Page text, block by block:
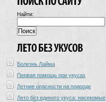
Найти:
Болезнь Лайма
Первая помощь при укусах
Летние опасности на природе
Лето без единого укуса: насекомые